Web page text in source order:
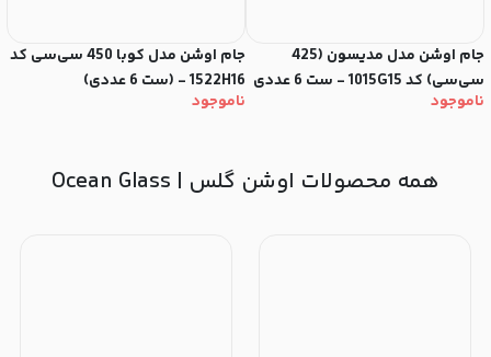
جام اوشن مدل مدیسون (425
سی‌سی) کد 1015G15 - ست 6 عددی
ناموجود
جام اوشن مدل کوبا 450 سی‌سی کد
1522H16 - (ست 6 عددی)
ناموجود
همه محصولات اوشن گلس | Ocean Glass